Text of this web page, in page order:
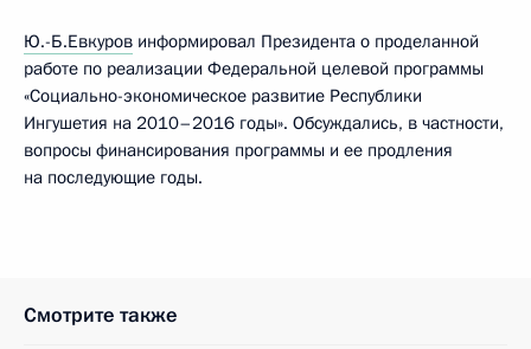
Ю.-Б.Евкуров информировал Президента о проделанной
работе по реализации Федеральной целевой программы
«Социально-экономическое развитие Республики
Ингушетия на 2010–2016 годы». Обсуждались, в частности,
вопросы финансирования программы и ее продления
на последующие годы.
Смотрите также